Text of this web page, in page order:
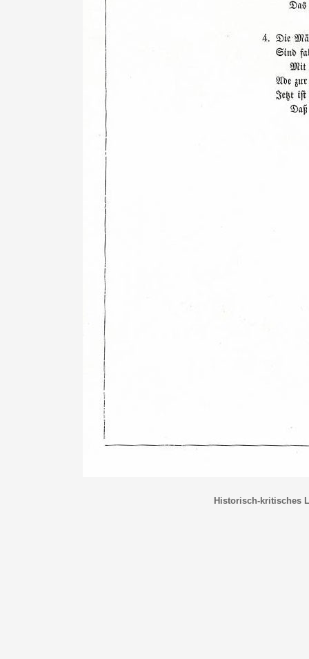
Historisch-kritisches